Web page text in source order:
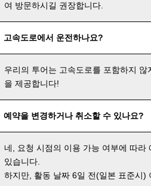
여 방문하시길 권장합니다.
고속도로에서 운전하나요?
우리의 투어는 고속도로를 포함하지
을 제공합니다!
예약을 변경하거나 취소할 수 있나요?
네, 요청 시점의 이용 가능 여부에 따
있습니다.
하지만, 활동 날짜 6일 전(일본 표준시)